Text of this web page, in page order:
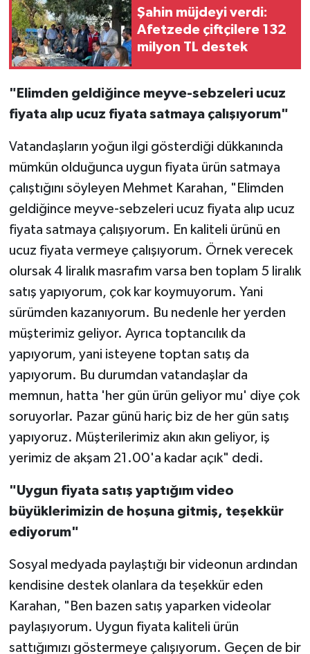
Şahin müjdeyi verdi:
Afetzede çiftçilere 132
milyon TL destek
"Elimden geldiğince meyve-sebzeleri ucuz
fiyata alıp ucuz fiyata satmaya çalışıyorum"
Vatandaşların yoğun ilgi gösterdiği dükkanında
mümkün olduğunca uygun fiyata ürün satmaya
çalıştığını söyleyen Mehmet Karahan, "Elimden
geldiğince meyve-sebzeleri ucuz fiyata alıp ucuz
fiyata satmaya çalışıyorum. En kaliteli ürünü en
ucuz fiyata vermeye çalışıyorum. Örnek verecek
olursak 4 liralık masrafım varsa ben toplam 5 liralık
satış yapıyorum, çok kar koymuyorum. Yani
sürümden kazanıyorum. Bu nedenle her yerden
müşterimiz geliyor. Ayrıca toptancılık da
yapıyorum, yani isteyene toptan satış da
yapıyorum. Bu durumdan vatandaşlar da
memnun, hatta 'her gün ürün geliyor mu' diye çok
soruyorlar. Pazar günü hariç biz de her gün satış
yapıyoruz. Müşterilerimiz akın akın geliyor, iş
yerimiz de akşam 21.00'a kadar açık" dedi.
"Uygun fiyata satış yaptığım video
büyüklerimizin de hoşuna gitmiş, teşekkür
ediyorum"
Sosyal medyada paylaştığı bir videonun ardından
kendisine destek olanlara da teşekkür eden
Karahan, "Ben bazen satış yaparken videolar
paylaşıyorum. Uygun fiyata kaliteli ürün
sattığımızı göstermeye çalışıyorum. Geçen de bir